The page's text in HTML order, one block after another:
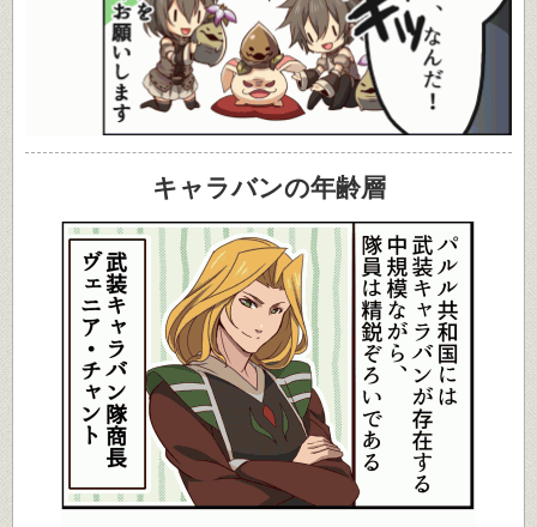
キャラバンの年齢層